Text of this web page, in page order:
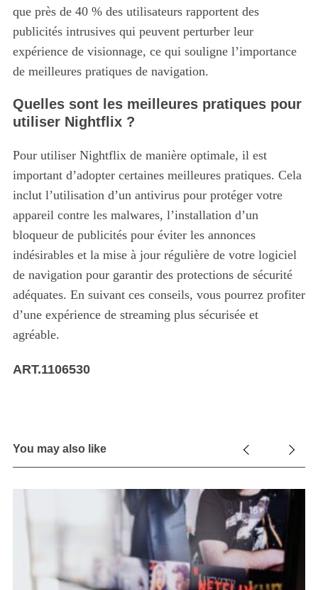
que près de 40 % des utilisateurs rapportent des
publicités intrusives qui peuvent perturber leur
expérience de visionnage, ce qui souligne l’importance
de meilleures pratiques de navigation.
Quelles sont les meilleures pratiques pour
utiliser Nightflix ?
Pour utiliser Nightflix de manière optimale, il est
important d’adopter certaines meilleures pratiques. Cela
inclut l’utilisation d’un antivirus pour protéger votre
appareil contre les malwares, l’installation d’un
bloqueur de publicités pour éviter les annonces
indésirables et la mise à jour régulière de votre logiciel
de navigation pour garantir des protections de sécurité
adéquates. En suivant ces conseils, vous pourrez profiter
d’une expérience de streaming plus sécurisée et
agréable.
ART.1106530
You may also like